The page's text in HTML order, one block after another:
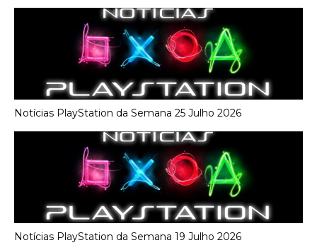
Notícias PlayStation da Semana 25 Julho 2026
Notícias PlayStation da Semana 19 Julho 2026